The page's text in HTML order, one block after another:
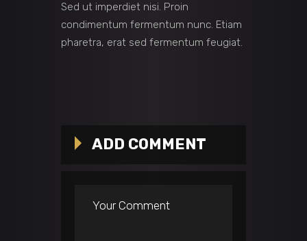
Sed ut imperdiet nisi. Proin
condimentum fermentum nunc. Etiam
pharetra, erat sed fermentum feugiat.
ADD COMMENT